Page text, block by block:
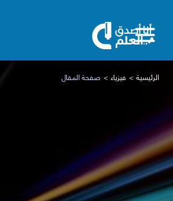
الرئيسية فيزياء صفحة المقال